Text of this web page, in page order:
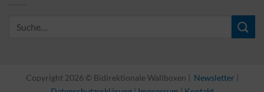
Copyright 2026 © Bidirektionale Wallboxen | Newsletter